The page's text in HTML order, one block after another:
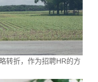
转折，作为招聘HR的方